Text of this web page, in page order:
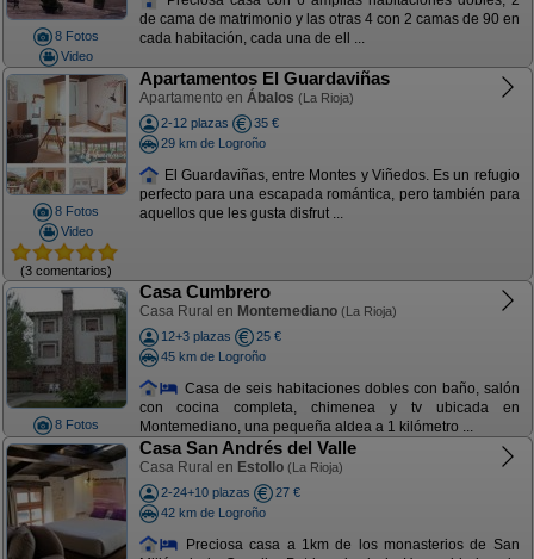
8 Fotos
Video
de cama de matrimonio y las otras 4 con 2 camas de 90 en
cada habitación, cada una de ell ...
8 Fotos
Video
(3 comentarios)
Apartamentos El Guardaviñas
Apartamento en Ábalos (La Rioja)
2-12 plazas
35 €
29 km de Logroño
El Guardaviñas, entre Montes y Viñedos. Es un refugio
perfecto para una escapada romántica, pero también para
aquellos que les gusta disfrut ...
8 Fotos
Casa Cumbrero
Casa Rural en Montemediano (La Rioja)
12+3 plazas
25 €
45 km de Logroño
Casa de seis habitaciones dobles con baño, salón
con cocina completa, chimenea y tv ubicada en
Montemediano, una pequeña aldea a 1 kilómetro ...
Casa San Andrés del Valle
Casa Rural en Estollo (La Rioja)
2-24+10 plazas
27 €
42 km de Logroño
Preciosa casa a 1km de los monasterios de San